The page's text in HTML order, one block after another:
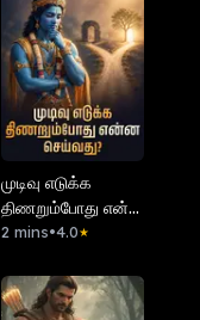
முடிவு எடுக்க
திணறும்போது என்ன
செய்வது?
2 mins•4.0★